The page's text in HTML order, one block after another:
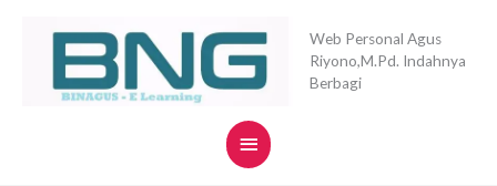
Web Personal Agus
Riyono,M.Pd. Indahnya
Berbagi
Menu
Utama